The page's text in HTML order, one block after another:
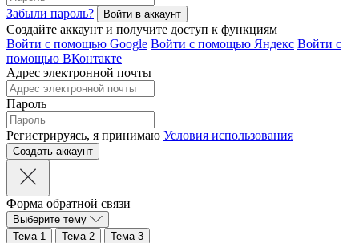
Забыли пароль?
Создайте аккаунт и получите доступ к функциям
Войти с помощью Google Войти с помощью Яндекс Войти с
помощью ВКонтакте
Адрес электронной почты
Пароль
Регистрируясь, я принимаю Условия использования
Форма обратной связи
Выберите тему
Тема 1
Тема 2 Тема 3